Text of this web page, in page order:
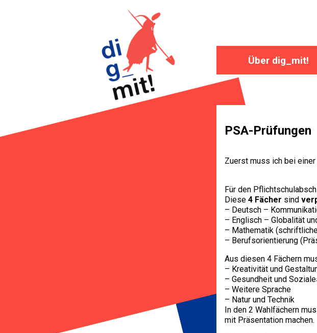
Über dig_mit!
PSA-Prüfungen
Zuerst muss ich bei einer
Für den
Diese 4 Fächer sind
– Deutsch –
– Englisch – Globalität
– Mathematik
– Berufsorientierung
Aus diesen 4 Fächern
– Kreativität und
– Gesundheit und
– Weitere Sprache
– Natur und Technik
In den 2 Wahlfächern
mit Präsentation machen.